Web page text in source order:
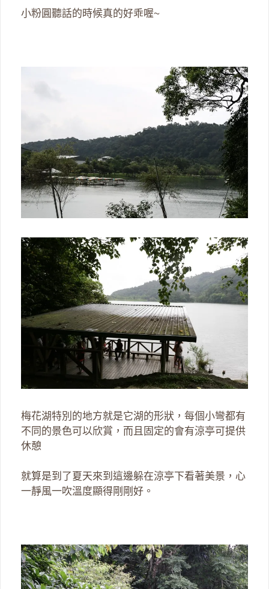
小粉圓聽話的時候真的好乖喔~
梅花湖特別的地方就是它湖的形狀，每個小彎都有
不同的景色可以欣賞，而且固定的會有涼亭可提供
休憩
就算是到了夏天來到這邊躲在涼亭下看著美景，心
一靜風一吹溫度顯得剛剛好。